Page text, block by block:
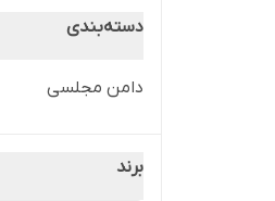
دسته‌بندی
دامن مجلسی
برند